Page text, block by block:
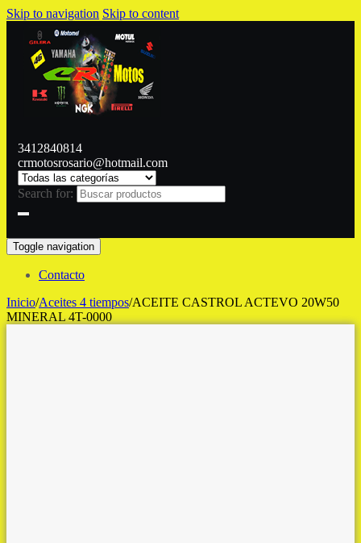
Skip to navigation Skip to content
3412840814
crmotosrosario@hotmail.com
Search for:
Toggle navigation
Contacto
Inicio/Aceites 4 tiempos/ACEITE CASTROL ACTEVO 20W50
MINERAL 4T-0000